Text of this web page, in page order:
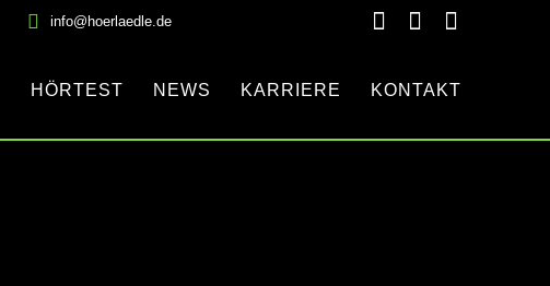
info@hoerlaedle.de
HÖRTEST NEWS KARRIERE KONTAKT